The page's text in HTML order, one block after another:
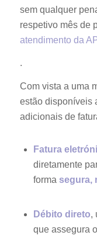
sem qualquer
respetivo mês de
atendimento da
.
Com vista a uma
estão disponíveis
adicionais de
Fatura
diretamente
forma segura,
Débito direto,
que assegura